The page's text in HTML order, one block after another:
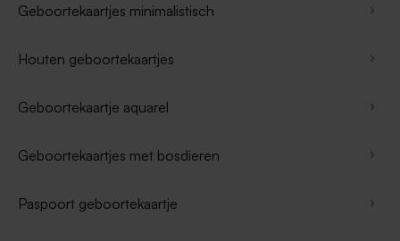
Geboortekaartjes minimalistisch
Houten geboortekaartjes
Geboortekaartje aquarel
Geboortekaartjes met bosdieren
Paspoort geboortekaartje